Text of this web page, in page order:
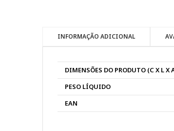
INFORMAÇÃO ADICIONAL
DIMENSÕES DO PRODUTO (C X L X
PESO LÍQUIDO
EAN